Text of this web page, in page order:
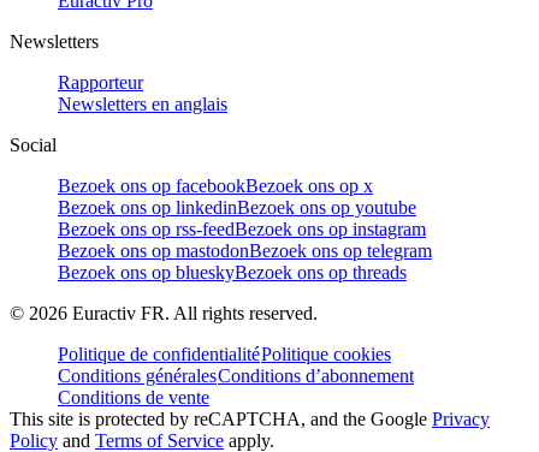
Newsletters
Rapporteur
Newsletters en anglais
Social
Bezoek ons op facebookBezoek ons op x
Bezoek ons op linkedinBezoek ons op youtube
Bezoek ons op rss-feedBezoek ons op instagram
Bezoek ons op mastodonBezoek ons op telegram
Bezoek ons op blueskyBezoek ons op threads
© 2026 Euractiv FR. All rights reserved.
Politique de confidentialitéPolitique cookies
Conditions généralesConditions d’abonnement
Conditions de vente
This site is protected by reCAPTCHA, and the Google Privacy
Policy and Terms of Service apply.